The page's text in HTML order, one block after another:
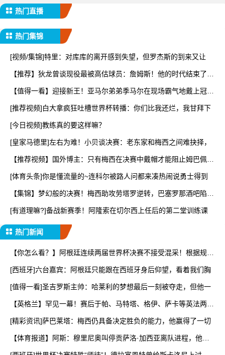
热门直播
热门集锦
[视频/集锦]特里：对库库的离开感到失望，但罗杰斯的到来又让
【推荐】狄龙曾谈现役最被高估球员：詹姆斯！他的时代结束了！
【值得一看】迎接新王！亚马尔弟弟季马尔在现场霸气地戴上冠军
[推荐视频]白大拿疯狂吐槽世界杯转播：你们比我还烂，我甘拜下
[今日视频]教练真的要这样嘛？
[皇家马德里]左右为难！小贝谈决赛：老东家和梅西之间难抉择，
【推荐视频】国外博主：只有梅西在决赛中戴帽才能阻止姆巴佩赢
[体育头条]你是懂流量的~连科尔被路人问都来凑热闹说勇士得到
【集锦】梦幻般的决赛！梅西助攻劳塔罗逆转，巴塞罗那酒吧陷入
[有道理嘛?]备战新赛季！阿隆索在切尔西上任后的第二堂训练课
热门新闻
【你怎么看？】阿根廷连续两届世界杯决赛不接受混采！根据规定
[西班牙]六台嘉宾：阿根廷只能跟在西班牙身后仰望，看着我们胸
[值得一看]圣吉罗斯主帅：哈莱利的梦想最后一刻被夺走，但他一
【英格兰】罕见一幕！赛后于帕、马特塔、格伊、萨卡等英法两队
[精彩资讯]萨巴莱塔：梅西仍具备决定胜负的能力，他赢得了一切
【体育报道】阿斯：穆里尼奥叫停贡萨洛·加西亚离队进程，他正